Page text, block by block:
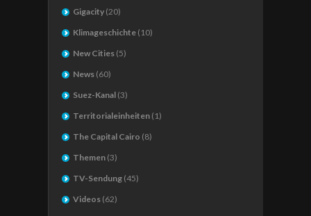
Gigacity (20)
Klimageschichte (10)
New Cities (5)
News (60)
Suez-Kanal (3)
Territorialeinheiten (1)
The Capital Cairo (8)
Themen (3)
TV-Sendung (45)
Videos (62)